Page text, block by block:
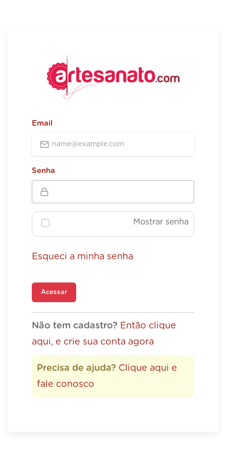
Email
Senha
Mostrar senha
Esqueci a minha senha
Acessar
Não tem cadastro? Então clique
aqui, e crie sua conta agora
Precisa de ajuda? Clique aqui e
fale conosco